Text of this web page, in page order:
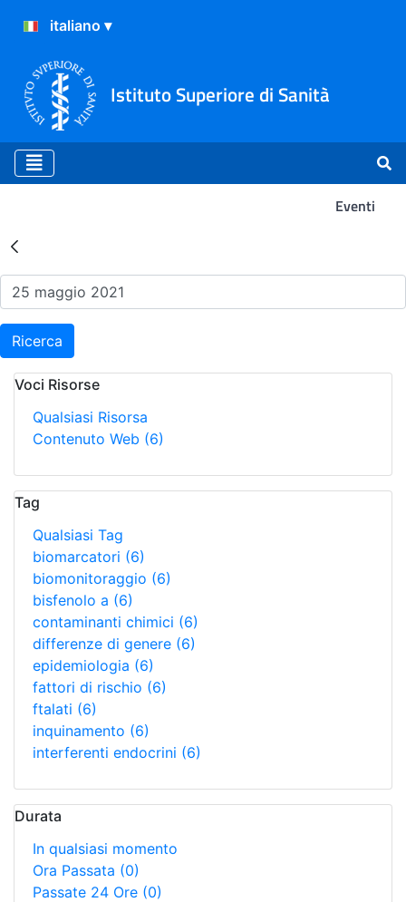
Istituto Superiore di Sanità
Eventi
Risultati della Ricerca -
Ricerca
Voci Risorse
Qualsiasi Risorsa
Contenuto Web (6)
Tag
Qualsiasi Tag
biomarcatori (6)
biomonitoraggio (6)
bisfenolo a (6)
contaminanti chimici (6)
differenze di genere (6)
epidemiologia (6)
fattori di rischio (6)
ftalati (6)
inquinamento (6)
interferenti endocrini (6)
Durata
In qualsiasi momento
Ora Passata (0)
Passate 24 Ore (0)